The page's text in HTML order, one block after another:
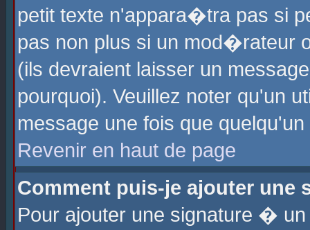
petit texte n'appara�tra pas si
pas non plus si un mod�rateur
(ils devraient laisser un
pourquoi). Veuillez noter qu'un
message une fois que
Revenir en haut de page
Comment puis-je ajouter une
Pour ajouter une signature �